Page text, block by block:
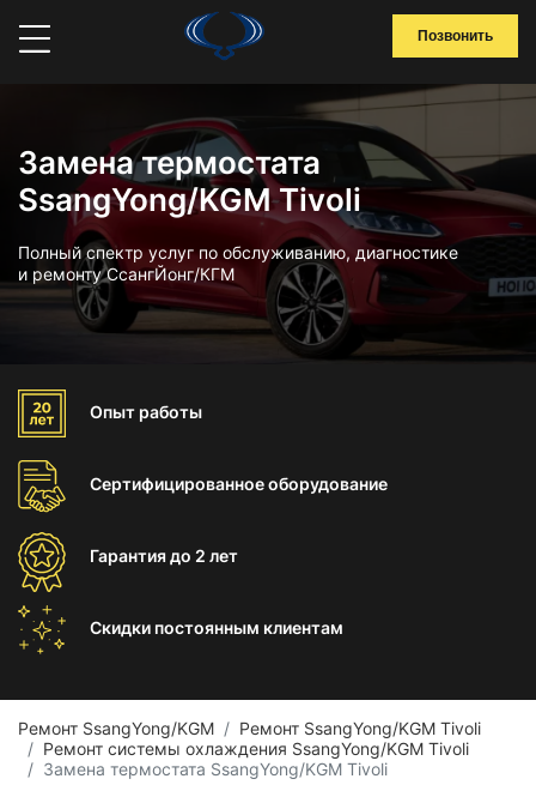
Позвонить
Замена термостата
SsangYong/KGM Tivoli
Полный спектр услуг по обслуживанию, диагностике
и ремонту СсангЙонг/КГМ
Опыт работы
Сертифицированноеоборудование
Гарантиядо 2 лет
Скидки постоянным клиентам
Ремонт SsangYong/KGM
Ремонт SsangYong/KGM Tivoli
Ремонт системы охлаждения SsangYong/KGM Tivoli
Замена термостата SsangYong/KGM Tivoli